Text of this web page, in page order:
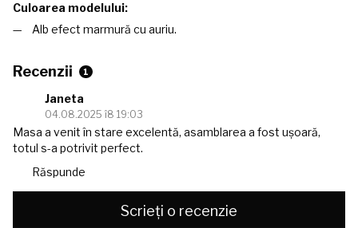
Culoarea modelului:
Alb efect marmură cu auriu.
Recenzii 1
Janeta
04.08.2025 î8 19:03
Masa a venit în stare excelentă, asamblarea a fost ușoară,
totul s-a potrivit perfect.
Răspunde
Scrieți o recenzie